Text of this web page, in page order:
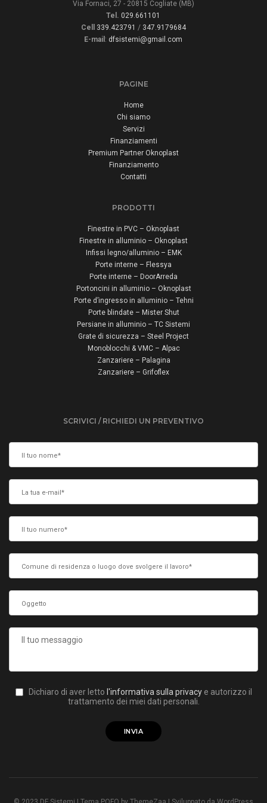
Via Fornaci, 27 - 20815 Cogliate (MB)
Tel. 029.661101
Cell
339.423791 / 347.9179684
E-mail : dfsistemi@gmail.com
PAGINE
Home
Chi siamo
Servizi
Finanziamenti
Premium Partner Oknoplast
Finanziamento
Contatti
PRODOTTI
Finestre in PVC – Oknoplast
Finestre in alluminio – Oknoplast
Infissi legno/alluminio – EMK
Porte interne – Flessya
Porte interne – DoorArreda
Portoncini in alluminio – Oknoplast
Porte d’ingresso in alluminio – Tehni
Porte blindate – Mister Shut
Persiane in alluminio – TC Sistemi
Grate di sicurezza – Steel Project
Monoblocchi & VMC – Alpac
Zanzariere – Palagina
Zanzariere – Grifoflex
SCRIVICI / RICHIEDI UN PREVENTIVO
Dichiaro di aver letto l'informativa sulla privacy e autorizzo il
trattamento dei miei dati personali.